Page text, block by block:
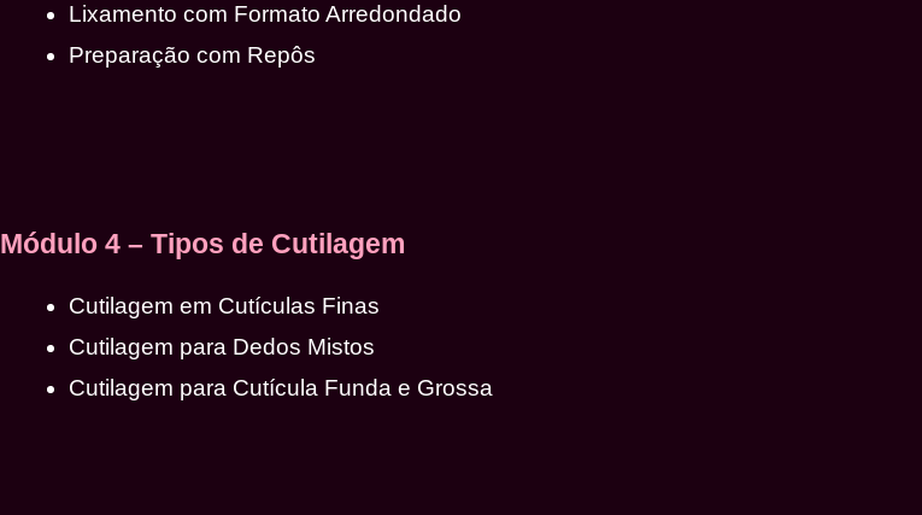
Lixamento com Formato Arredondado
Preparação com Repôs
Módulo 4 – Tipos de Cutilagem
Cutilagem em Cutículas Finas
Cutilagem para Dedos Mistos
Cutilagem para Cutícula Funda e Grossa